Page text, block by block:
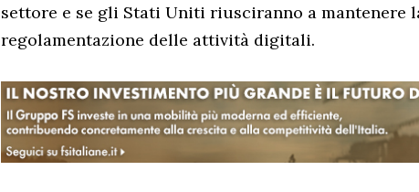
settore e se gli Stati Uniti riusciranno a mantenere
regolamentazione delle attività digitali.